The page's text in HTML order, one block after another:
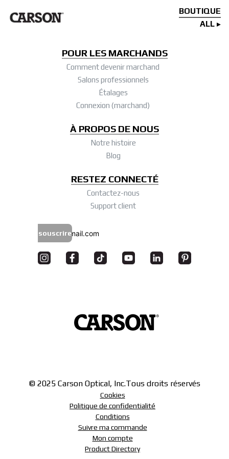
BOUTIQUE
ALL
POUR LES MARCHANDS
Comment devenir marchand
Salons professionnels
Étalages
Connexion (marchand)
À PROPOS DE NOUS
Notre histoire
Blog
RESTEZ CONNECTÉ
Contactez-nous
Support client
souscrire
© 2025 Carson Optical, Inc.Tous droits réservés
Cookies
Politique de confidentialité
Conditions
Suivre ma commande
Mon compte
Product Directory